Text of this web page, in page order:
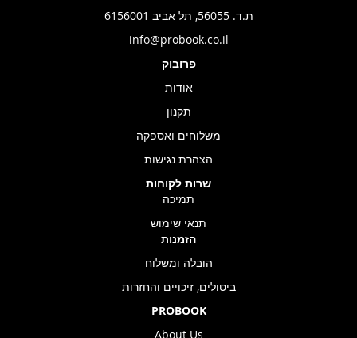
ת.ד. 56055, תל אביב 6156001
info@probook.co.il
פרובוק
אודות
תקנון
משלוחים ואספקה
הצהרת נגישות
שרות לקוחות
תמיכה
תנאי שימוש
הזמנות
הובלה ומשלוח
ביטולים, זיכויים והחזרות
PROBOOK
About Us